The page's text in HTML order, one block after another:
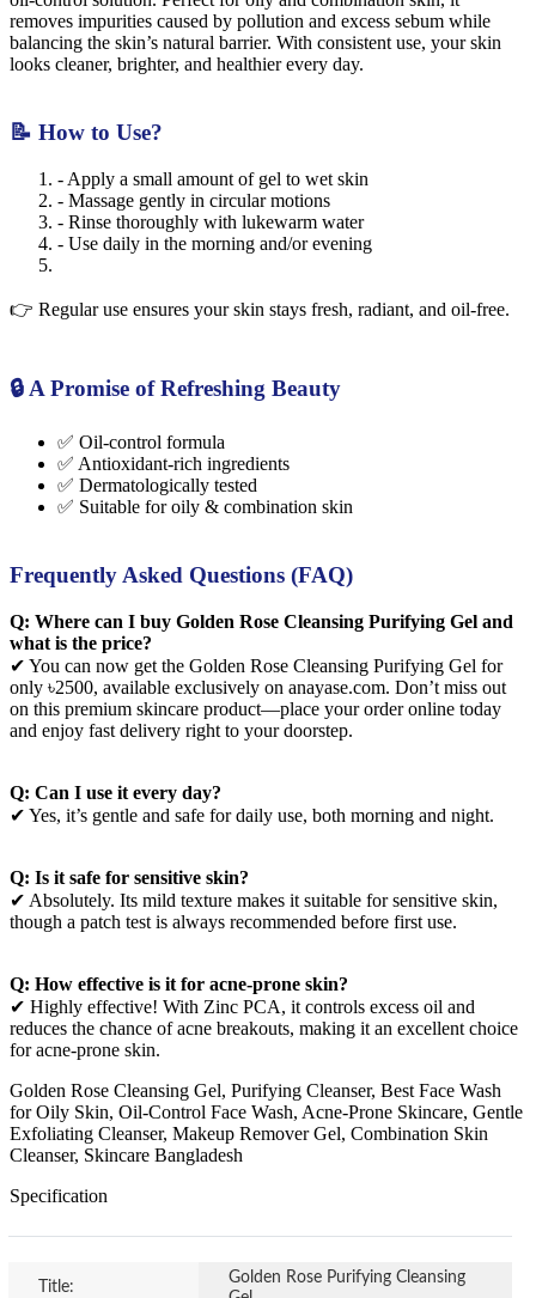
removes impurities caused by pollution and excess sebum while
balancing the skin’s natural barrier. With consistent use, your skin
looks cleaner, brighter, and healthier every day.
📝 How to Use?
- Apply a small amount of gel to wet skin
- Massage gently in circular motions
- Rinse thoroughly with lukewarm water
- Use daily in the morning and/or evening
👉 Regular use ensures your skin stays fresh, radiant, and oil-free.
🔒 A Promise of Refreshing Beauty
✅ Oil-control formula
✅ Antioxidant-rich ingredients
✅ Dermatologically tested
✅ Suitable for oily & combination skin
Frequently Asked Questions (FAQ)
Q: Where can I buy Golden Rose Cleansing Purifying Gel and
what is the price?
✔ You can now get the Golden Rose Cleansing Purifying Gel for
only ৳2500, available exclusively on anayase.com. Don’t miss out
on this premium skincare product—place your order online today
and enjoy fast delivery right to your doorstep.
Q: Can I use it every day?
✔ Yes, it’s gentle and safe for daily use, both morning and night.
Q: Is it safe for sensitive skin?
✔ Absolutely. Its mild texture makes it suitable for sensitive skin,
though a patch test is always recommended before first use.
Q: How effective is it for acne-prone skin?
✔ Highly effective! With Zinc PCA, it controls excess oil and
reduces the chance of acne breakouts, making it an excellent choice
for acne-prone skin.
Golden Rose Cleansing Gel, Purifying Cleanser, Best Face Wash
for Oily Skin, Oil-Control Face Wash, Acne-Prone Skincare, Gentle
Exfoliating Cleanser, Makeup Remover Gel, Combination Skin
Cleanser, Skincare Bangladesh
Specification
Title:
Golden Rose Purifying Cleansing